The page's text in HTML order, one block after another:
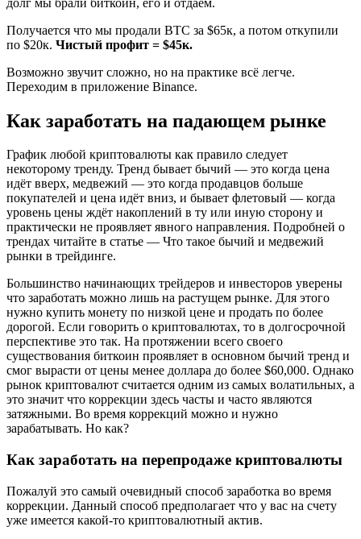
Получается что мы продали BTC за $65к, а потом откупили
по $20к. Чистый профит = $45к.
Возможно звучит сложно, но на практике всё легче.
Переходим в приложение Binance.
Как заработать на падающем рынке
График любой криптовалюты как правило следует
некоторому тренду. Тренд бывает бычий — это когда цена
идёт вверх, медвежий — это когда продавцов больше
покупателей и цена идёт вниз, и бывает флетовый — когда
уровень цены ждёт накоплений в ту или иную сторону и
практически не проявляет явного направления. Подробней о
трендах читайте в статье — Что такое бычий и медвежий
рынки в трейдинге.
Большинство начинающих трейдеров и инвесторов уверены
что заработать можно лишь на растущем рынке. Для этого
нужно купить монету по низкой цене и продать по более
дорогой. Если говорить о криптовалютах, то в долгосрочной
перспективе это так. На протяжении всего своего
существования биткоин проявляет в основном бычий тренд и
смог вырасти от цены менее доллара до более $60,000. Однако
рынок криптовалют считается одним из самых волатильных, а
это значит что коррекции здесь часты и часто являются
затяжными. Во время коррекций можно и нужно
зарабатывать. Но как?
Как заработать на перепродаже криптовалюты
Пожалуй это самый очевидный способ заработка во время
коррекции. Данный способ предполагает что у вас на счету
уже имеется какой-то криптовалютный актив.